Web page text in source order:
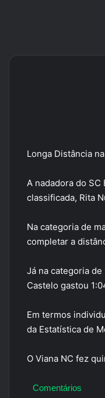
Longa Distância
A nadadora do
classificada, Rita
Na categoria de
completar a
Já na categoria
Castelo gastou
Em termos
da Estatística de
O Viana NC fez
Comentários